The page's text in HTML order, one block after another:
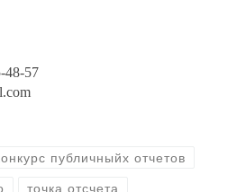
48-57
публичныйх отчетов
точка отсчета